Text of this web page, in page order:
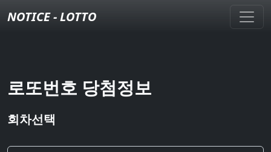
NOTICE - LOTTO
로또번호 당첨정보
회차선택